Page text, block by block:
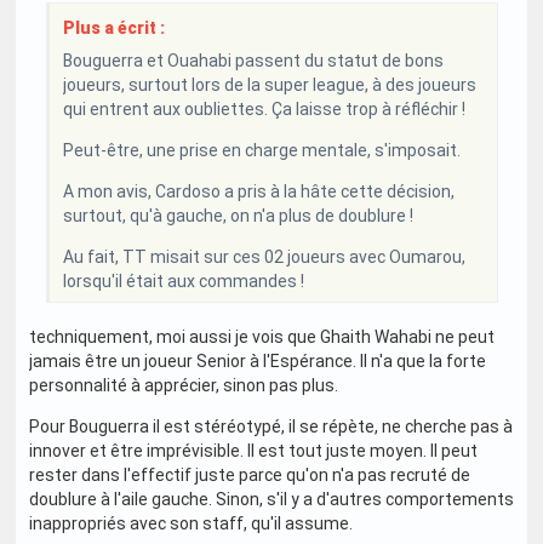
Plus a écrit :
Bouguerra et Ouahabi passent du statut de bons
joueurs, surtout lors de la super league, à des joueurs
qui entrent aux oubliettes. Ça laisse trop à réfléchir !
Peut-être, une prise en charge mentale, s'imposait.
A mon avis, Cardoso a pris à la hâte cette décision,
surtout, qu'à gauche, on n'a plus de doublure !
Au fait, TT misait sur ces 02 joueurs avec Oumarou,
lorsqu'il était aux commandes !
techniquement, moi aussi je vois que Ghaith Wahabi ne peut
jamais être un joueur Senior à l'Espérance. Il n'a que la forte
personnalité à apprécier, sinon pas plus.
Pour Bouguerra il est stéréotypé, il se répète, ne cherche pas à
innover et être imprévisible. Il est tout juste moyen. Il peut
rester dans l'effectif juste parce qu'on n'a pas recruté de
doublure à l'aile gauche. Sinon, s'il y a d'autres comportements
inappropriés avec son staff, qu'il assume.